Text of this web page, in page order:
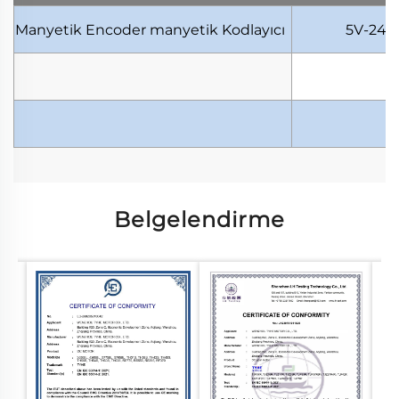
Manyetik Encoder manyetik Kodlayıcı 5V-24V
Belgelendirme